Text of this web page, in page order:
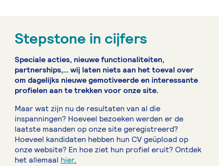
Stepstone in cijfers
Speciale acties, nieuwe functionaliteiten,
partnerships,… wij laten niets aan het toeval over
om dagelijks nieuwe gemotiveerde en interessante
profielen aan te trekken voor onze site.
Maar wat zijn nu de resultaten van al die
inspanningen? Hoeveel bezoeken werden er de
laatste maanden op onze site geregistreerd?
Hoeveel kandidaten hebben hun CV geüpload op
onze website? En hoe ziet hun profiel eruit? Ontdek
het allemaal hier.